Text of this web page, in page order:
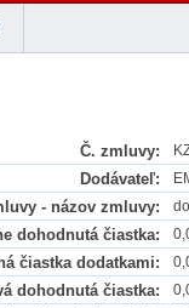
Č. zmluvy:
Dodávateľ:
- názov zmluvy:
dohodnutá čiastka:
čiastka dodatkami:
dohodnutá čiastka: